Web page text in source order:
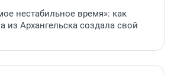
нестабильное время»: как
из Архангельска создала свой